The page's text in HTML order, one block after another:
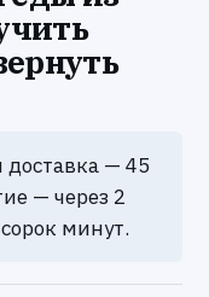
доставка — 45
— через 2
минут.